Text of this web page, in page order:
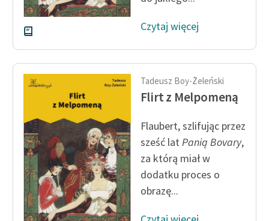
uczniów z
niepełnosprawnościami
Feministyczne inspiracje.
skandynawskiej literatury
feministycznej
Ręce pełne poezji
Kolekcje edukacyjne
twórców przechodzących
do domeny publicznej,
lektur szkolnych oraz
Starego Testamentu
Odkurzamy bohaterów
Czytaj więcej
Tadeusz Boy-Żeleński
Flirt z Melpomeną
Flaubert, szlifując przez
sześć latPanią Bovary,
za którą miał w
dodatku proces o
obrazę...